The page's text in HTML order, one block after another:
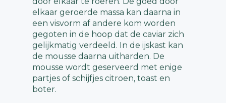
elkaar geroerde massa kan daarna in
een visvorm af andere kom worden
gegoten in de hoop dat de caviar zich
gelijkmatig verdeeld. In de ijskast kan
de mousse daarna uitharden. De
mousse wordt geserveerd met enige
partjes of schijfjes citroen, toast en
boter.